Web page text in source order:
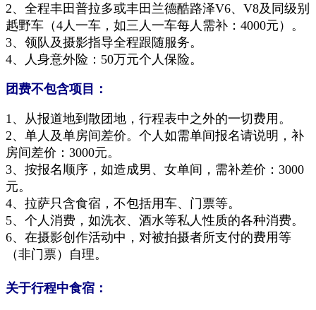
2、全程丰田普拉多或丰田兰德酷路泽V6、V8及同级别
赿野车（4人一车，如三人一车每人需补：4000元）。
3、领队及摄影指导全程跟随服务。
4、
人身意外险： 50万元个人保险。
团费不包含项目：
1、从报道地到散团地，行程表中之外的一切费用。
2、单人及单房间差价。个人如需单间报名请说明，补
房间差价：3000元。
3、按报名顺序，如造成男、女单间，需补差价：3000
元。
4、 拉萨只含食宿，不包括用车、门票等。
5、个人消费，如洗衣、酒水等私人性质的各种消费。
6、在摄影创作活动中，对被拍摄者所支付的费用等
（非门票）自理。
关于行程中食宿 ：